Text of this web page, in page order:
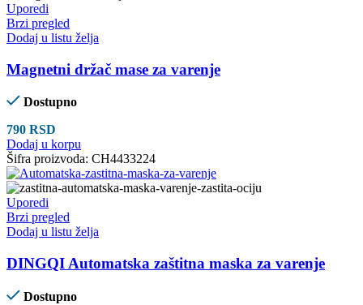
Uporedi
Brzi pregled
Dodaj u listu želja
Magnetni držač mase za varenje
Dostupno
790 RSD
Dodaj u korpu
Šifra proizvoda: CH4433224
Uporedi
Brzi pregled
Dodaj u listu želja
DINGQI Automatska zaštitna maska za varenje
Dostupno